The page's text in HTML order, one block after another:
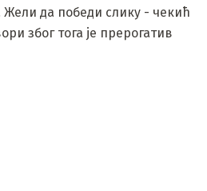
да победи слику - чекић
због тога је прерогатив